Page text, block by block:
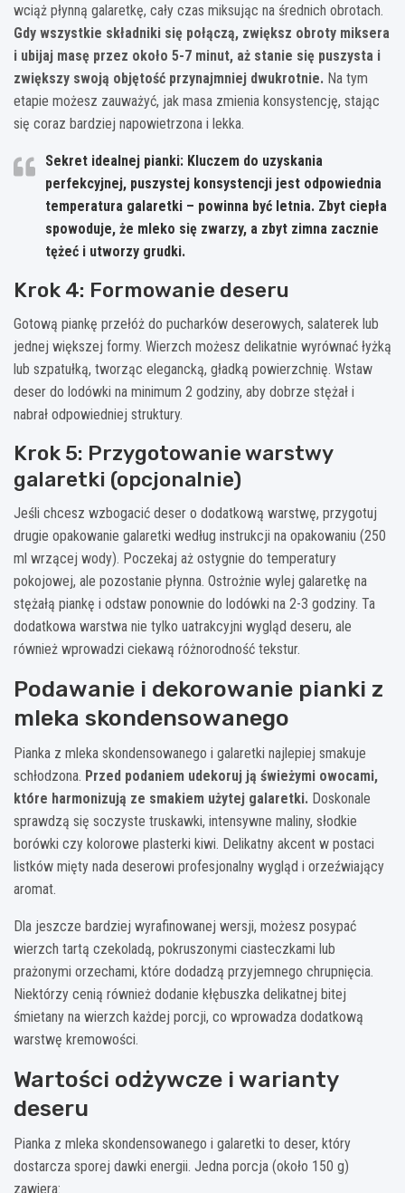
wciąż płynną galaretkę, cały czas miksując na średnich obrotach.
Gdy wszystkie składniki się połączą, zwiększ obroty miksera
i ubijaj masę przez około 5-7 minut, aż stanie się puszysta i
zwiększy swoją objętość przynajmniej dwukrotnie. Na tym
etapie możesz zauważyć, jak masa zmienia konsystencję, stając
się coraz bardziej napowietrzona i lekka.
Sekret idealnej pianki: Kluczem do uzyskania
perfekcyjnej, puszystej konsystencji jest odpowiednia
temperatura galaretki – powinna być letnia. Zbyt ciepła
spowoduje, że mleko się zwarzy, a zbyt zimna zacznie
tężeć i utworzy grudki.
Krok 4: Formowanie deseru
Gotową piankę przełóż do pucharków deserowych, salaterek lub
jednej większej formy. Wierzch możesz delikatnie wyrównać łyżką
lub szpatułką, tworząc elegancką, gładką powierzchnię. Wstaw
deser do lodówki na minimum 2 godziny, aby dobrze stężał i
nabrał odpowiedniej struktury.
Krok 5: Przygotowanie warstwy
galaretki (opcjonalnie)
Jeśli chcesz wzbogacić deser o dodatkową warstwę, przygotuj
drugie opakowanie galaretki według instrukcji na opakowaniu (250
ml wrzącej wody). Poczekaj aż ostygnie do temperatury
pokojowej, ale pozostanie płynna. Ostrożnie wylej galaretkę na
stężałą piankę i odstaw ponownie do lodówki na 2-3 godziny. Ta
dodatkowa warstwa nie tylko uatrakcyjni wygląd deseru, ale
również wprowadzi ciekawą różnorodność tekstur.
Podawanie i dekorowanie pianki z
mleka skondensowanego
Pianka z mleka skondensowanego i galaretki najlepiej smakuje
schłodzona. Przed podaniem udekoruj ją świeżymi owocami,
które harmonizują ze smakiem użytej galaretki. Doskonale
sprawdzą się soczyste truskawki, intensywne maliny, słodkie
borówki czy kolorowe plasterki kiwi. Delikatny akcent w postaci
listków mięty nada deserowi profesjonalny wygląd i orzeźwiający
aromat.
Dla jeszcze bardziej wyrafinowanej wersji, możesz posypać
wierzch tartą czekoladą, pokruszonymi ciasteczkami lub
prażonymi orzechami, które dodadzą przyjemnego chrupnięcia.
Niektórzy cenią również dodanie kłębuszka delikatnej bitej
śmietany na wierzch każdej porcji, co wprowadza dodatkową
warstwę kremowości.
Wartości odżywcze i warianty
deseru
Pianka z mleka skondensowanego i galaretki to deser, który
dostarcza sporej dawki energii. Jedna porcja (około 150 g)
zawiera: